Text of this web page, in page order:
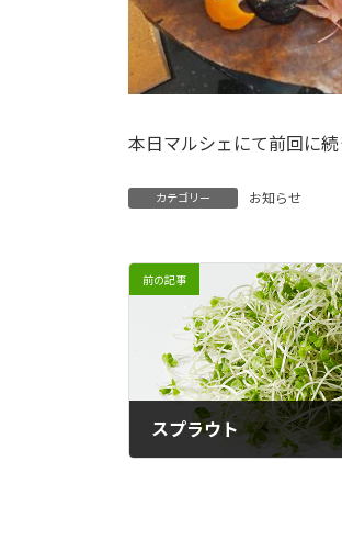
本日マルシェにて前回に
カテゴリー お知らせ
前の記事
スプラウト